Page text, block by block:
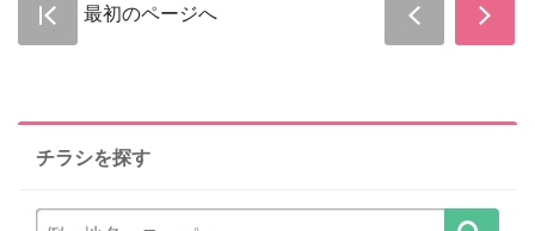
最初のページへ
チラシを探す